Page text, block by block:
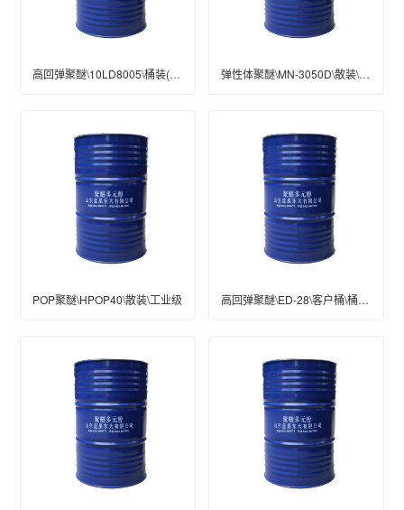
高回弹聚醚\10LD8005\桶装(kg)\200\工业级 弹性体聚醚\MN-3050D\散装\工业级
POP聚醚\HPOP40\散装\工业级 高回弹聚醚\ED-28\客户桶\桶装(KG)\200\工业级